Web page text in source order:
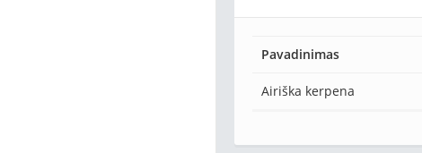
Pavadinimas
Airiška kerpena